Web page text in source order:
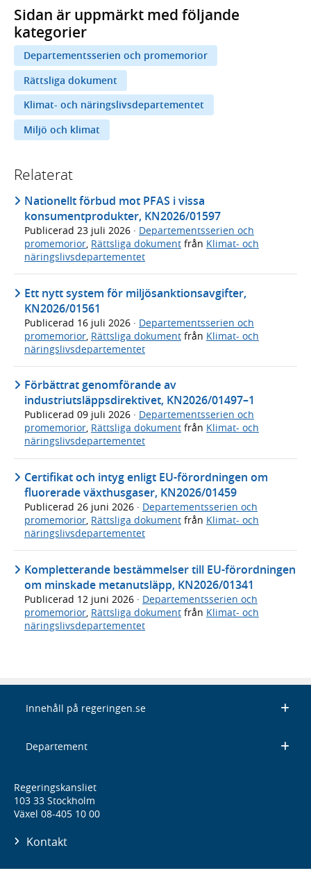
Sidan är uppmärkt med följande
kategorier
Departementsserien och promemorior
Rättsliga dokument
Klimat- och näringslivsdepartementet
Miljö och klimat
Relaterat
Nationellt förbud mot PFAS i vissa
konsumentprodukter, KN2026/01597
Publicerad 23 juli 2026 · Departementsserien och
promemorior, Rättsliga dokument från Klimat- och
näringslivsdepartementet
Ett nytt system för miljösanktionsavgifter,
KN2026/01561
Publicerad 16 juli 2026 · Departementsserien och
promemorior Rättsliga dokument från Klimat- och
näringslivsdepartementet
Förbättrat genomförande av
industriutsläppsdirektivet, KN2026/01497–1
Publicerad 09 juli 2026 · Departementsserien och
promemorior, Rättsliga dokument från Klimat- och
näringslivsdepartementet
Certifikat och intyg enligt EU-förordningen om
fluorerade växthusgaser, KN2026/01459
Publicerad 26 juni 2026 · Departementsserien och
promemorior, Rättsliga dokument från Klimat- och
näringslivsdepartementet
Kompletterande bestämmelser till EU-förordningen
om minskade metanutsläpp, KN2026/01341
Publicerad 12 juni 2026 · Departementsserien och
promemorior Rättsliga dokument från Klimat- och
näringslivsdepartementet
Innehåll på regeringen.se
Departement
Regeringskansliet
103 33 Stockholm
Växel 08-405 10 00
Kontakt